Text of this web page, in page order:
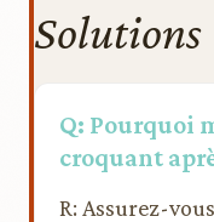
Solutions
Q: Pourquoi
croquant
R: Assurez-